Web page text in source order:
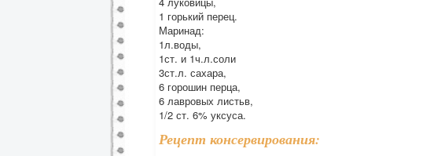
1 горький перец.
Маринад:
1л.воды,
1ст. и 1ч.л.соли
3ст.л. сахара,
6 горошин перца,
6 лавровых листьв,
1/2 ст. 6% уксуса.
Рецепт консервирования: